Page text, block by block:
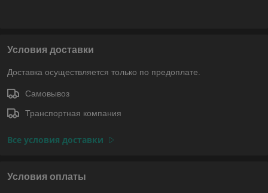
Условия доставки
Доставка осуществляется только по предоплате.
Самовывоз
Транспортная компания
Все условия доставки
Условия оплаты